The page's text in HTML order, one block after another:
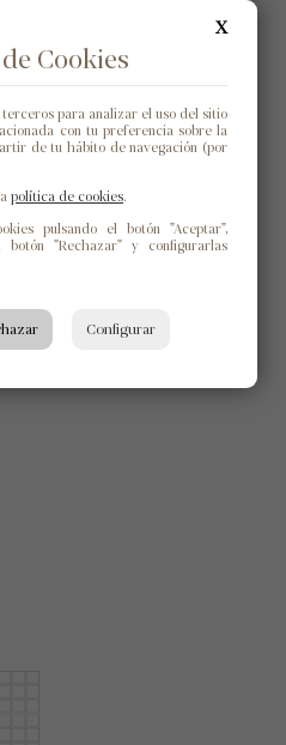
X
Cookies
para analizar el uso del sitio
con tu preferencia sobre la
de tu hábito de navegación (por
política de cookies.
pulsando el botón "Aceptar",
"Rechazar" y configurarlas
Configurar